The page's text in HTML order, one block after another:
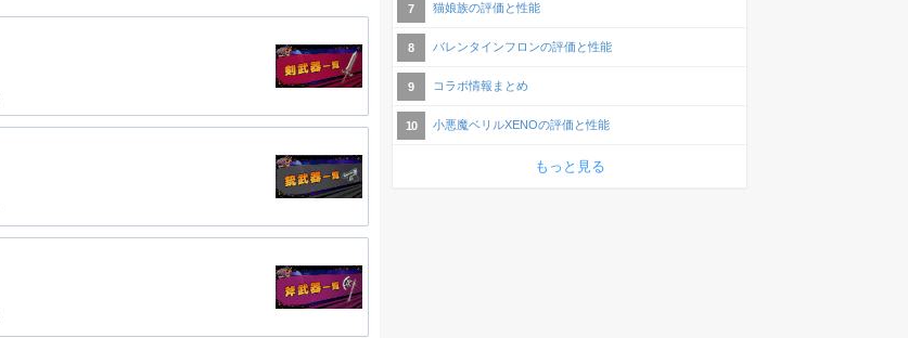
猫娘族の評価と性能
バレンタインフロンの評価と性能
コラボ情報まとめ
小悪魔ベリルXENOの評価と性能
もっと見る